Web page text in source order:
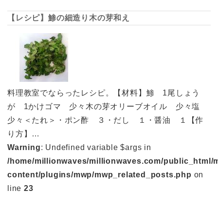
【レシピ】鯵の細造り木の芽和え
料理教室でならったレシピ。【材料】鯵 1尾しょう
が 1かけゴマ 少々木の芽オリーブオイル 少々塩
少々＜たれ＞・ポン酢 ３・だし １・醤油 １【作
り方】…
Warning: Undefined variable $args in
/home/millionwaves/millionwaves.com/public_html/
content/plugins/mwp/mwp_related_posts.php on
line 23